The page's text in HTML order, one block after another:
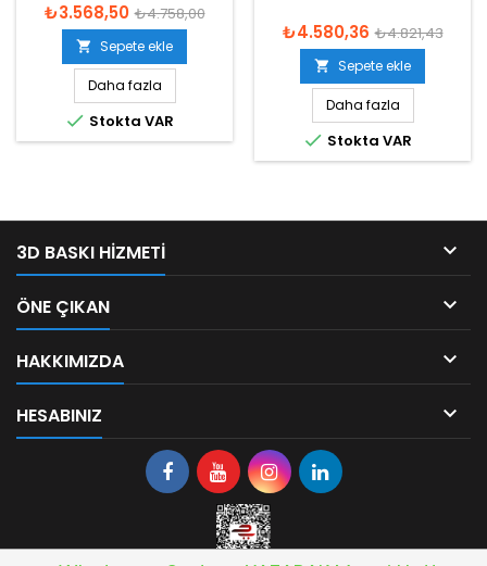
₺3.568,50 ₺4.758,00
 Sepete ekle
Daha fazla
 Stokta VAR
₺4.580,36 ₺4.821,43
 Sepete ekle
Daha fazla
 Stokta VAR
3D BASKI HIZMETI 
ÖNE ÇIKAN 
HAKKIMIZDA 
HESABINIZ 